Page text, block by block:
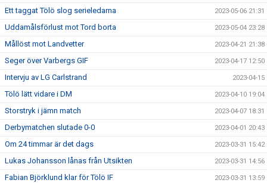
Ett taggat Tölö slog serieledarna 2023-05-06 21:31
Uddamålsförlust mot Tord borta 2023-05-04 23:28
Mållöst mot Landvetter 2023-04-21 21:38
Seger över Varbergs GIF 2023-04-17 12:50
Intervju av LG Carlstrand 2023-04-15
Tölö lätt vidare i DM 2023-04-10 19:04
Storstryk i jämn match 2023-04-07 18:31
Derbymatchen slutade 0-0 2023-04-01 20:43
Om 24 timmar är det dags 2023-03-31 15:42
Lukas Johansson lånas från Utsikten 2023-03-31 14:56
Fabian Björklund klar för Tölö IF 2023-03-31 13:59